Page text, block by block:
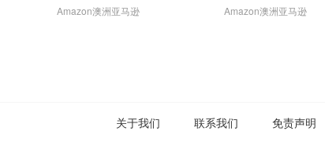
Amazon澳洲亚马逊 Amazon澳洲亚马逊
关于我们 联系我们 免责声明